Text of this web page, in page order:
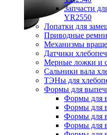
Запчасти
YR2550
Лопатки для
Приводные ремни
Механизмы
Датчики
Мерные ложки и
Сальники вала
ТЭНы для
Формы для
Формы для
Формы для
Формы для
Формы для